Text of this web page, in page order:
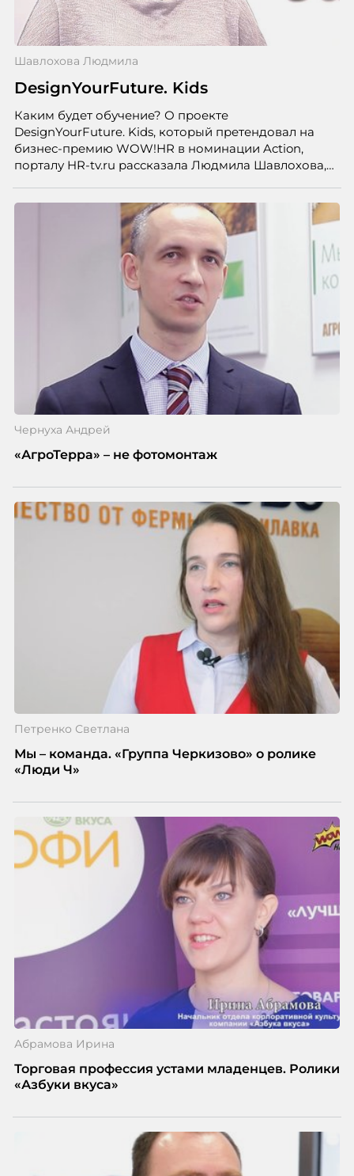
Шавлохова Людмила
DesignYourFuture. Kids
Каким будет обучение? О проекте
DesignYourFuture. Kids, который претендовал на
бизнес-премию WOW!HR в номинации Action,
порталу HR-tv.ru рассказала Людмила Шавлохова,
ПАО «ВымпелКом».
Чернуха Андрей
«АгроТерра» – не фотомонтаж
Петренко Светлана
Мы – команда. «Группа Черкизово» о ролике
«Люди Ч»
Абрамова Ирина
Торговая профессия устами младенцев. Ролики
«Азбуки вкуса»